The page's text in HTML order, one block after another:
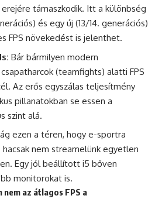
támaszkodik. Itt a különbség
és egy új (13/14. generációs)
FPS növekedést is jelenthet.
Bár bármilyen modern
(teamfights) alatti FPS
Az erős egyszálas teljesítmény
pillanatokban se essen a
szint alá.
ezen a téren, hogy e-sportra
nem streamelünk egyetlen
Egy jól beállított i5 bőven
monitorokat is.
az átlagos FPS a